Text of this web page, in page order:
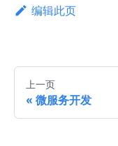
编辑此页
上一页
微服务开发